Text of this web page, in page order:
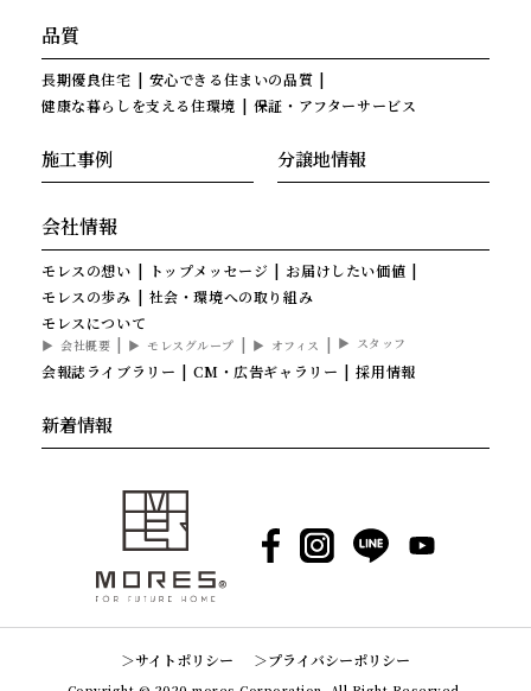
品質
長期優良住宅
安心できる住まいの品質
健康な暮らしを支える住環境
保証・アフターサービス
施工事例 分譲地情報
会社情報
モレスの想い トップメッセージ
お届けしたい価値
モレスの歩み
社会・環境への取り組み
モレスについて
会社概要 モレスグループ オフィス スタッフ
会報誌ライブラリー CM・広告ギャラリー 採用情報
新着情報
Facebook
Instagram
LINE YouTube
サイトポリシー プライバシーポリシー